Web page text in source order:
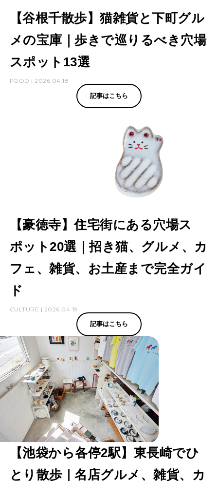
【谷根千散歩】猫雑貨と下町グル
メの宝庫｜歩きで巡りるべき穴場
スポット13選
FOOD | 2026.04.18
記事はこちら
【豪徳寺】住宅街にある穴場ス
ポット20選｜招き猫、グルメ、カ
フェ、雑貨、お土産まで完全ガイ
ド
CULTURE | 2026.04.19
記事はこちら
【池袋から各停2駅】東長崎でひ
とり散歩｜名店グルメ、雑貨、カ